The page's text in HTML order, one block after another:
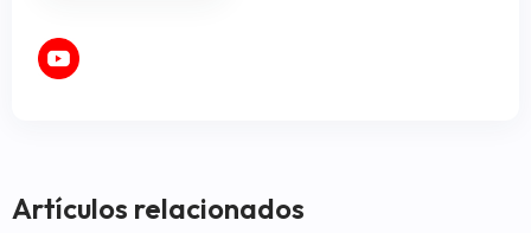
Artículos relacionados